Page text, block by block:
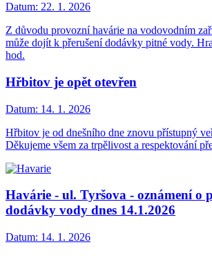
Datum: 22. 1. 2026
Z důvodu provozní havárie na vodovodním
může dojít k přerušení dodávky pitné vody.
hod.
Hřbitov je opět otevřen
Datum: 14. 1. 2026
Hřbitov je od dnešního dne znovu přístupný
Děkujeme všem za trpělivost a respektování
Havárie - ul. Tyršova - oznámení o
dodávky vody dnes 14.1.2026
Datum: 14. 1. 2026